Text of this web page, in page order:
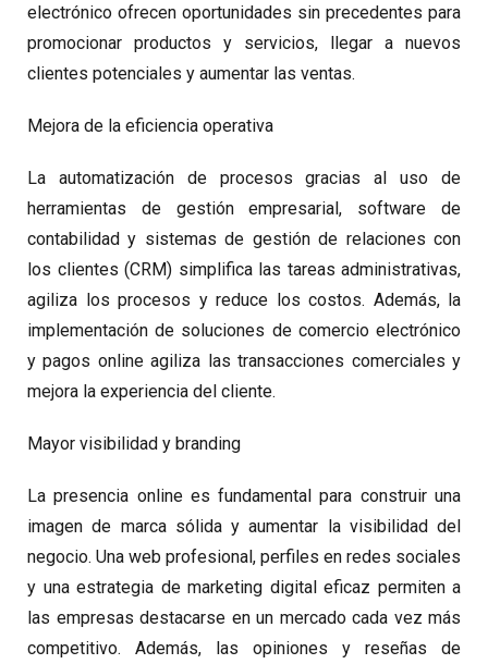
electrónico ofrecen oportunidades sin precedentes para
promocionar productos y servicios, llegar a nuevos
clientes potenciales y aumentar las ventas.
Mejora de la eficiencia operativa
La automatización de procesos gracias al uso de
herramientas de gestión empresarial, software de
contabilidad y sistemas de gestión de relaciones con
los clientes (CRM) simplifica las tareas administrativas,
agiliza los procesos y reduce los costos. Además, la
implementación de soluciones de comercio electrónico
y pagos online agiliza las transacciones comerciales y
mejora la experiencia del cliente.
Mayor visibilidad y branding
La presencia online es fundamental para construir una
imagen de marca sólida y aumentar la visibilidad del
negocio. Una web profesional, perfiles en redes sociales
y una estrategia de marketing digital eficaz permiten a
las empresas destacarse en un mercado cada vez más
competitivo. Además, las opiniones y reseñas de